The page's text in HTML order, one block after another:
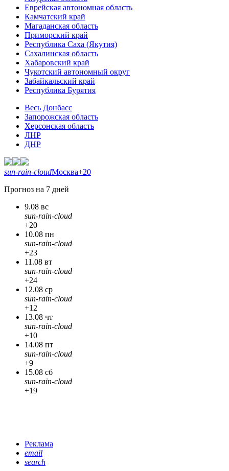
Еврейская автономная область
Камчатский край
Магаданская область
Приморский край
Республика Саха (Якутия)
Сахалинская область
Хабаровский край
Чукотский автономный округ
Забайкальский край
Республика Бурятия
Весь Донбасс
Запорожская область
Херсонская область
ЛНР
ДНР
sun-rain-cloudМосква+20
Прогноз на 7 дней
9.08 вс
sun-rain-cloud
+20
10.08 пн
sun-rain-cloud
+23
11.08 вт
sun-rain-cloud
+24
12.08 ср
sun-rain-cloud
+12
13.08 чт
sun-rain-cloud
+10
14.08 пт
sun-rain-cloud
+9
15.08 сб
sun-rain-cloud
+19
Реклама
email
search